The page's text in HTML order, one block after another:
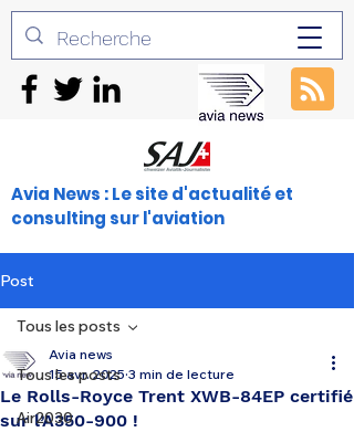
Avia News : Le site d'actualité et
consulting sur l'aviation
Post
Tous les posts
Air2030
Tous les posts
Le Rolls-Royce Trent XWB-84EP certifié
sur l’A350-900 !
Avia news
15 avr. 2025 3 min de lecture